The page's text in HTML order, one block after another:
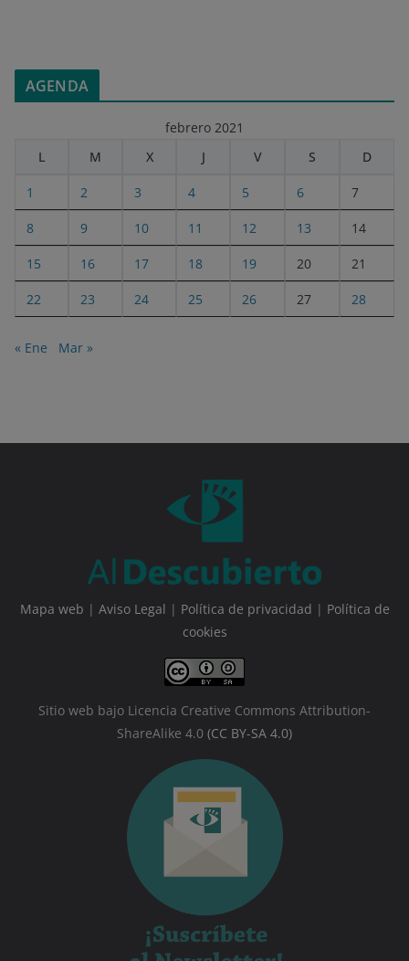
AGENDA
febrero 2021
L
M X J V S D
1 2 3 4 5 6 7
8 9 10 11 12 13 14
15 16 17 18 19 20 21
22 23 24 25 26 27 28
« Ene Mar »
Mapa web | Aviso Legal | Política de privacidad | Política de
cookies
Sitio web bajo Licencia Creative Commons Attribution-
ShareAlike 4.0 (CC BY-SA 4.0)